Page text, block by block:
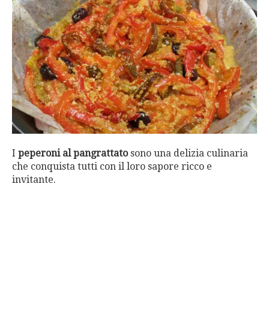
I peperoni al pangrattatosono una delizia culinaria
che conquista tutti con il loro sapore ricco e
invitante.